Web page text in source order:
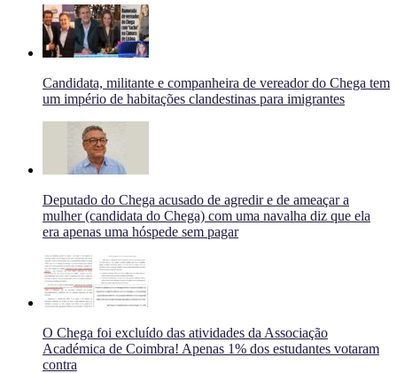
Candidata, militante e companheira de vereador do Chega tem
um império de habitações clandestinas para imigrantes
Deputado do Chega acusado de agredir e de ameaçar a
mulher (candidata do Chega) com uma navalha diz que ela
era apenas uma hóspede sem pagar
O Chega foi excluído das atividades da Associação
Académica de Coimbra! Apenas 1% dos estudantes votaram
contra